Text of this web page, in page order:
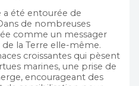
a été entourée de
de nombreuses
comme un messager
la Terre elle-même.
croissantes qui pèsent
marines, une prise de
encourageant des